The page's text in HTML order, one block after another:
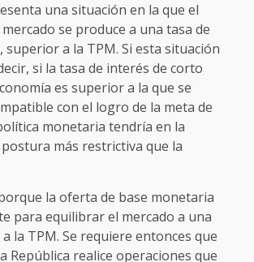
una situación en la que el
se produce a una tasa de
, superior a la TPM. Si esta situación
si la tasa de interés de corto
es superior a la que se
con el logro de la meta de
monetaria tendría en la
más restrictiva que la
la oferta de base monetaria
para equilibrar el mercado a una
la TPM. Se requiere entonces que
República realice operaciones que